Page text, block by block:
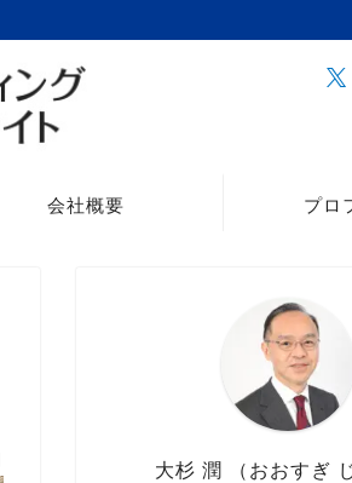
会社概要 プロ
大杉 潤 （おおすぎ